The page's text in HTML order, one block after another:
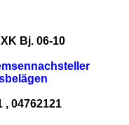
Bj. 06-10
, 04762121